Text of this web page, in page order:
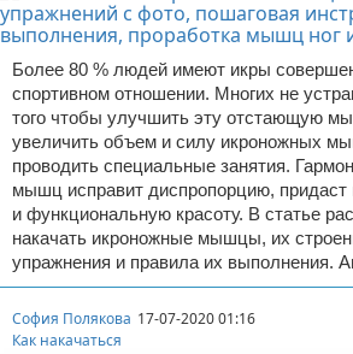
Более 80 % людей имеют икры
спортивном отношении. Многих не
того чтобы улучшить эту отстающую
увеличить объем и силу икроножных
проводить специальные занятия.
мышц исправит диспропорцию, придаст
и функциональную красоту. В статье
накачать икроножные мышцы, их
упражнения и правила их выполнения.
София Полякова 17-07-2020 01:16
Как накачаться